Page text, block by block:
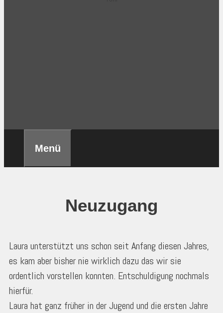
Menü
Neuzugang
Laura unterstützt uns schon seit Anfang diesen Jahres,
es kam aber bisher nie wirklich dazu das wir sie
ordentlich vorstellen konnten. Entschuldigung nochmals
hierfür.
Laura hat ganz früher in der Jugend und die ersten Jahre